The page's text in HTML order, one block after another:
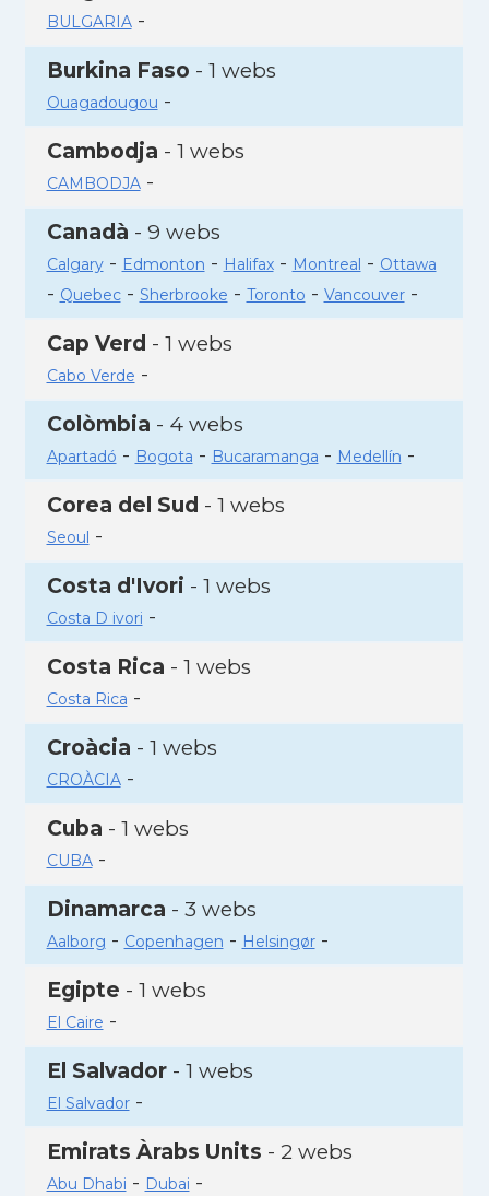
BULGARIA-
Burkina Faso - 1 webs
Ouagadougou -
Cambodja - 1 webs
CAMBODJA-
Canadà - 9 webs
Calgary- Edmonton - Halifax- Montreal - Ottawa
- Quebec- Sherbrooke - Toronto - Vancouver-
Cap Verd - 1 webs
Cabo Verde -
Colòmbia - 4 webs
Apartadó - Bogota - Bucaramanga - Medellín -
Corea del Sud - 1 webs
Seoul -
Costa d'Ivori - 1 webs
Costa D ivori -
Costa Rica - 1 webs
Costa Rica -
Croàcia - 1 webs
CROÀCIA-
Cuba - 1 webs
CUBA-
Dinamarca - 3 webs
Aalborg - Copenhagen - Helsingør-
Egipte - 1 webs
El Caire -
El Salvador- 1 webs
El Salvador-
Emirats Àrabs Units - 2 webs
Abu Dhabi - Dubai -